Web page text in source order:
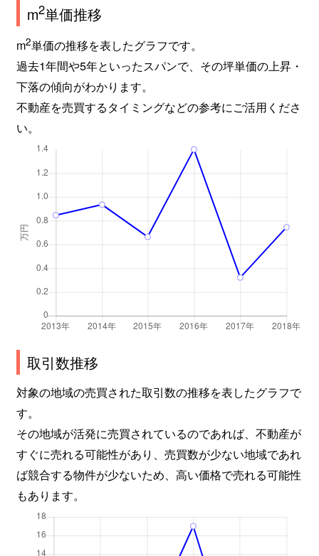
m2単価推移
m2単価の推移を表したグラフです。
過去1年間や5年といったスパンで、その坪単価の上昇・
下落の傾向がわかります。
不動産を売買するタイミングなどの参考にご活用くださ
い。
取引数推移
対象の地域の売買された取引数の推移を表したグラフで
す。
その地域が活発に売買されているのであれば、不動産が
すぐに売れる可能性があり、売買数が少ない地域であれ
ば競合する物件が少ないため、高い価格で売れる可能性
もあります。